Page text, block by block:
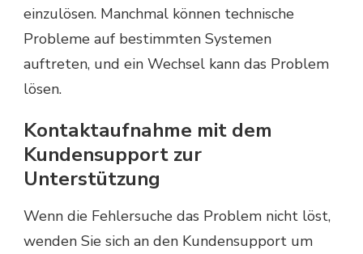
einzulösen. Manchmal können technische
Probleme auf bestimmten Systemen
auftreten, und ein Wechsel kann das Problem
lösen.
Kontaktaufnahme mit dem
Kundensupport zur
Unterstützung
Wenn die Fehlersuche das Problem nicht löst,
wenden Sie sich an den Kundensupport um